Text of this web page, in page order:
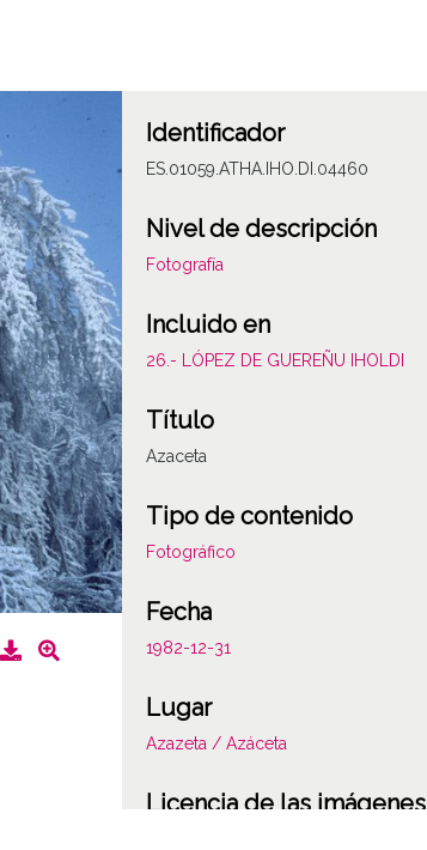
Identificador
ES.01059.ATHA.IHO.DI.04460
Nivel de descripción
Fotografía
Incluido en
26.- LÓPEZ DE GUEREÑU IHOLDI
Título
Azaceta
Tipo de contenido
Fotográfico
Fecha
1982-12-31
Lugar
Azazeta / Azáceta
Licencia de las imágenes